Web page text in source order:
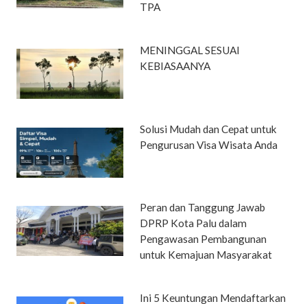
TPA
MENINGGAL SESUAI
KEBIASAANYA
Solusi Mudah dan Cepat untuk
Pengurusan Visa Wisata Anda
Peran dan Tanggung Jawab
DPRP Kota Palu dalam
Pengawasan Pembangunan
untuk Kemajuan Masyarakat
Ini 5 Keuntungan Mendaftarkan